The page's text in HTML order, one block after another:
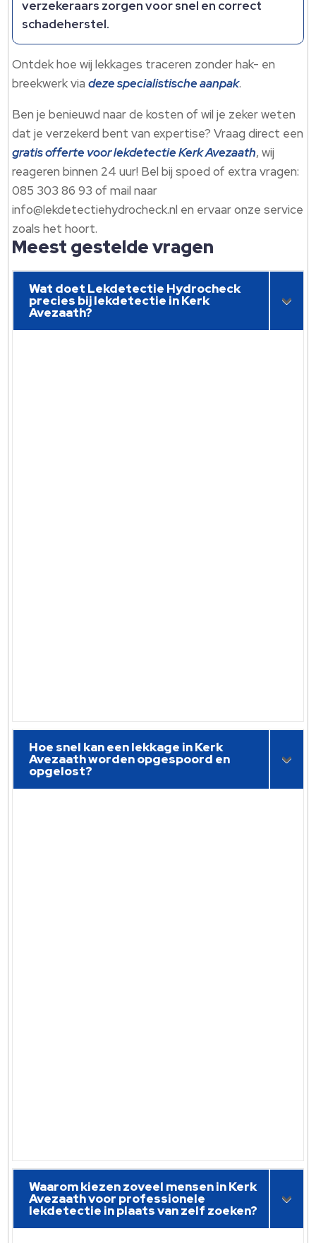
verzekeraars zorgen voor snel en correct
schadeherstel.​
Ontdek hoe wij lekkages traceren zonder hak- en
breekwerk viadeze specialistische aanpak.​
Ben je benieuwd naar de kosten of wil je zeker weten
dat je verzekerd bent van expertise? Vraag direct een
gratis offerte voor lekdetectie Kerk Avezaath, wij
reageren binnen 24 uur! Bel bij spoed of extra vragen:
085 303 86 93 of mail naar
info@lekdetectiehydrocheck.​nl en ervaar onze service
zoals het hoort.​
Meest gestelde vragen
Wat doet Lekdetectie Hydrocheck
precies bij lekdetectie in Kerk
Avezaath?
Hoe snel kan een lekkage in Kerk
Avezaath worden opgespoord en
opgelost?
Waarom kiezen zoveel mensen in Kerk
Avezaath voor professionele
lekdetectie in plaats van zelf zoeken?